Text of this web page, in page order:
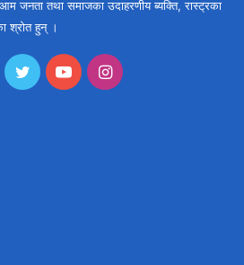
जनता तथा समाजका उदाहरणीय ब्यक्ति, रास्ट्रका
श्रोत हुन् ।
TwitterYouTubeInstagram